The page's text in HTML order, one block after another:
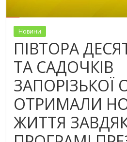
Новини
ПІВТОРА
ТА САДОЧКІВ
ЗАПОРІЗЬКОЇ
ОТРИМАЛИ
ЖИТТЯ